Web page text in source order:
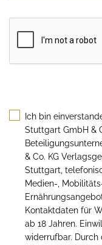
Ich bin
Stuttgart GmbH &
& Co. KG
Stuttgart,
Medien-,
Kontaktdaten für
ab 18 Jahren.
widerrufbar.